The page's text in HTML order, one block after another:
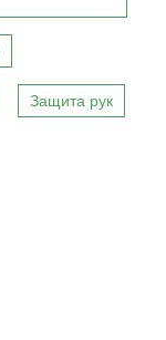
Защита рук